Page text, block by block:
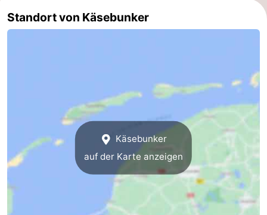
Standort von Käsebunker
Käsebunker
auf der Karte anzeigen